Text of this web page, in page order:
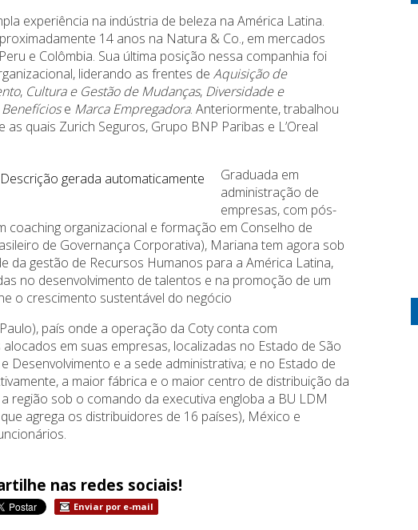
experiência na indústria de beleza na América Latina.
14 anos na Natura & Co., em mercados
e Colômbia. Sua última posição nessa companhia foi
liderando as frentes deAquisição de
, Cultura e Gestão de Mudanças, Diversidade e
Benefíciose Marca Empregadora. Anteriormente, trabalhou
quais Zurich Seguros, Grupo BNP Paribas e L’Oreal
Graduada em
administração de
empresas, com pós-
coaching organizacional e formação em Conselho de
de Governança Corporativa), Mariana tem agora sob
da gestão de Recursos Humanos para a América Latina,
no desenvolvimento de talentos e na promoção de um
o crescimento sustentável do negócio
país onde a operação da Coty conta com
em suas empresas, localizadas no Estado de São
Desenvolvimento e a sede administrativa; e no Estado de
a maior fábrica e o maior centro de distribuição da
região sob o comando da executiva engloba a BU LDM
agrega os distribuidores de 16 países), México e
nas redes sociais!
Enviar por e-mail